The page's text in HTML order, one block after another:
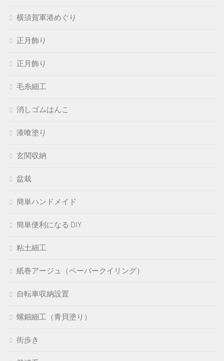
横須賀軍港めぐり
正月飾り
正月飾り
毛糸細工
消しゴムはんこ
漆喰塗り
玄関収納
盆栽
簡単ハンドメイド
簡単便利になる DIY
粘土細工
紙巻アージュ（ペーパークイリング）
自転車収納設置
螺鈿細工（青貝塗り）
街歩き